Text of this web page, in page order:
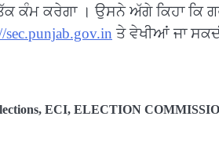
ਕੰਮ ਕਰੇਗਾ । ਉਸਨੇ ਅੱਗੇ ਕਿਹਾ ਕਿ
sec.punjab.gov.in ਤੇ ਵੇਖੀਆਂ ਜਾ
, ECI, ELECTION